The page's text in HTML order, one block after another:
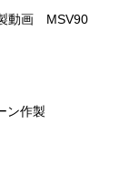
動画 MSV90
ン作製